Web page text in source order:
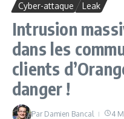
Cyber-attaque Leak
Intrusion
dans les
clients
danger !
Par Damien Bancal 4